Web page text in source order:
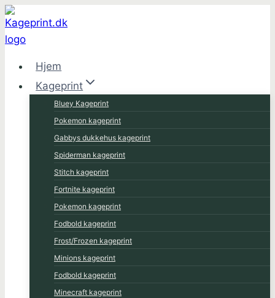
Fortsæt
til
indhold
Hjem
Kageprint
Bluey Kageprint
Pokemon kageprint
Gabbys dukkehus kageprint
Spiderman kageprint
Stitch kageprint
Fortnite kageprint
Pokemon kageprint
Fodbold kageprint
Frost/Frozen kageprint
Minions kageprint
Fodbold kageprint
Minecraft kageprint